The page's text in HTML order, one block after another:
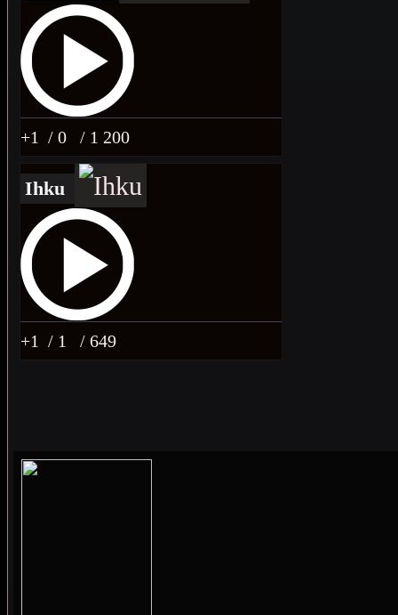
+1 / 0 / 1 200
Ihku
+1 / 1 / 649